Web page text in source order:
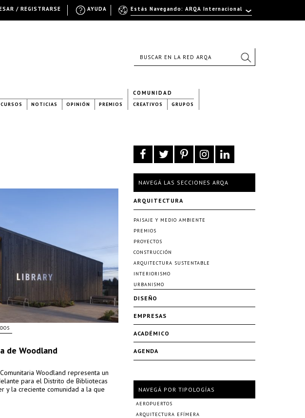
NOTICIAS OPINIÓN PREMIOS
COMUNIDAD
CREATIVOS GRUPOS
de Woodland
Woodland representa un
para el Distrito de Bibliotecas
y la creciente comunidad a la que
NAVEGÁ LAS SECCIONES ARQA
ARQUITECTURA
PAISAJE Y MEDIO AMBIENTE
PREMIOS
PROYECTOS
CONSTRUCCIÓN
ARQUITECTURA SUSTENTABLE
INTERIORISMO
URBANISMO
DISEÑO
EMPRESAS
ACADÉMICO
AGENDA
NAVEGÁ POR TIPOLOGÍAS
AEROPUERTOS
ARQUITECTURA EFÍMERA
Estás Navegando: ARQA Internacional
AYUDA
/ REGISTRARSE